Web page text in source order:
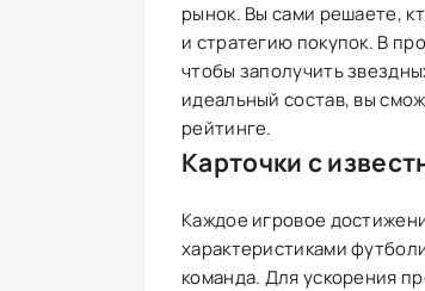
рынок. Вы сами решаете,
и стратегию покупок. В
чтобы заполучить
идеальный состав, вы
рейтинге.
Карточки с
Каждое игровое
характеристиками
команда. Для ускорения